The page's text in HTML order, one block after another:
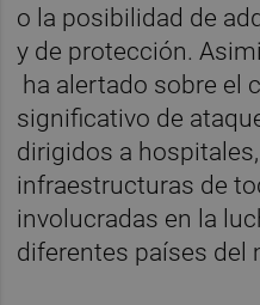
o la posibilidad de
y de protección.
ha alertado sobre el
significativo de
dirigidos a
infraestructuras de
involucradas en la
diferentes países del